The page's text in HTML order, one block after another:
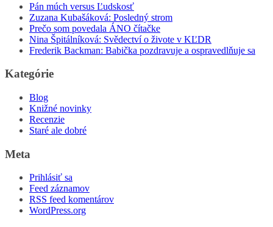
Pán múch versus Ľudskosť
Zuzana Kubašáková: Posledný strom
Prečo som povedala ÁNO čítačke
Nina Špitálníková: Svědectví o živote v KĽDR
Frederik Backman: Babička pozdravuje a ospravedlňuje sa
Kategórie
Blog
Knižné novinky
Recenzie
Staré ale dobré
Meta
Prihlásiť sa
Feed záznamov
RSS feed komentárov
WordPress.org